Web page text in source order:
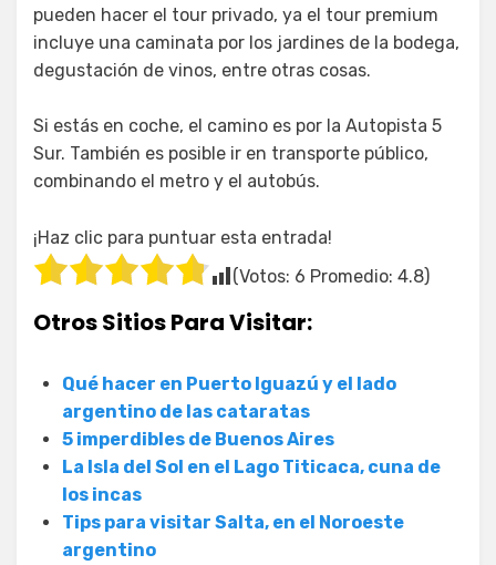
pueden hacer el tour privado, ya el tour premium
incluye una caminata por los jardines de la bodega,
degustación de vinos, entre otras cosas.
Si estás en coche, el camino es por la Autopista 5
Sur. También es posible ir en transporte público,
combinando el metro y el autobús.
¡Haz clic para puntuar esta entrada!
(Votos: 6 Promedio: 4.8)
Otros Sitios Para Visitar:
Qué hacer en Puerto Iguazú y el lado
argentino de las cataratas
5 imperdibles de Buenos Aires
La Isla del Sol en el Lago Titicaca, cuna de
los incas
Tips para visitar Salta, en el Noroeste
argentino